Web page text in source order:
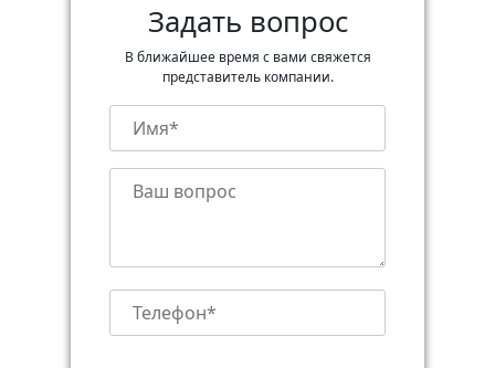
Задать вопрос
В ближайшее время с вами свяжется
представитель компании.